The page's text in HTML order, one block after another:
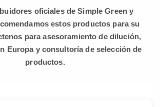
oficiales de Simple Green y
estos productos para su
para asesoramiento de dilución,
Europa y consultoría de selección de
productos.